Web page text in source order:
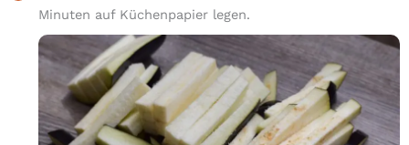
Minuten auf Küchenpapier legen.